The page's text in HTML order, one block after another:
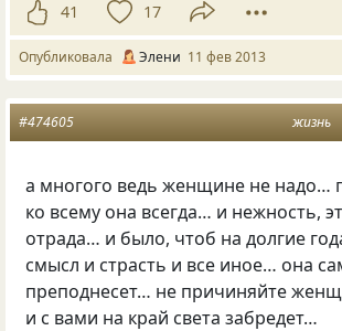
41 17
Опубликовала Элени 11 фев 2013
жизнь
#474605
а многого ведь женщине не надо…
ко всему она всегда… и нежность,
отрада… и было, чтоб на долгие
смысл и страсть и все иное… она
преподнесет… не причиняйте
и с вами на край света забредет…